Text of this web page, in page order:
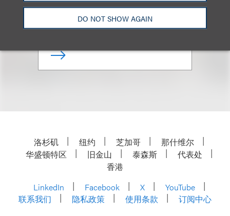
DO NOT SHOW AGAIN
合伙人
+1.202.618.5014
洛杉矶 纽约 芝加哥
那什维尔
华盛顿特区
旧金山 泰森斯
代表处
香港
LinkedIn
Facebook X
YouTube
联系我们
隐私政策 使用条款 订阅中心